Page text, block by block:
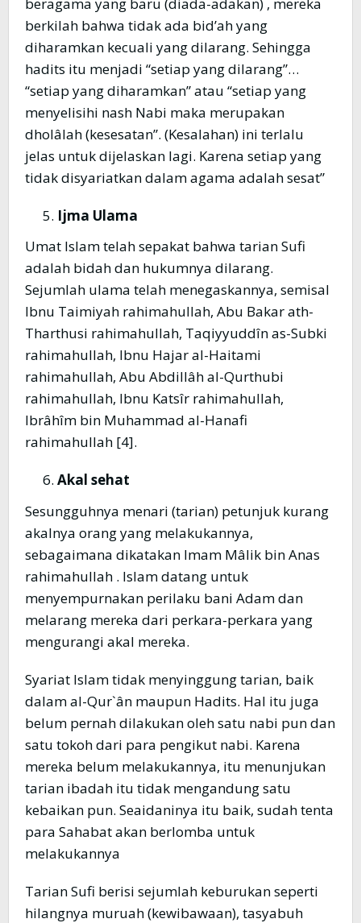
berkilah bahwa tidak ada bid’ah yang
diharamkan kecuali yang dilarang. Sehingga
hadits itu menjadi “setiap yang dilarang”…
“setiap yang diharamkan” atau “setiap yang
menyelisihi nash Nabi maka merupakan
dholâlah (kesesatan”. (Kesalahan) ini terlalu
jelas untuk dijelaskan lagi. Karena setiap yang
tidak disyariatkan dalam agama adalah sesat”
Ijma Ulama
Umat Islam telah sepakat bahwa tarian Sufi
adalah bidah dan hukumnya dilarang.
Sejumlah ulama telah menegaskannya, semisal
Ibnu Taimiyah rahimahullah, Abu Bakar ath-
Tharthusi rahimahullah, Taqiyyuddîn as-Subki
rahimahullah, Ibnu Hajar al-Haitami
rahimahullah, Abu Abdillâh al-Qurthubi
rahimahullah, Ibnu Katsîr rahimahullah,
Ibrâhîm bin Muhammad al-Hanafi
rahimahullah [4].
Akal sehat
Sesungguhnya menari (tarian) petunjuk kurang
akalnya orang yang melakukannya,
sebagaimana dikatakan Imam Mâlik bin Anas
rahimahullah . Islam datang untuk
menyempurnakan perilaku bani Adam dan
melarang mereka dari perkara-perkara yang
mengurangi akal mereka.
Syariat Islam tidak menyinggung tarian, baik
dalam al-Qur`ân maupun Hadits. Hal itu juga
belum pernah dilakukan oleh satu nabi pun dan
satu tokoh dari para pengikut nabi. Karena
mereka belum melakukannya, itu menunjukan
tarian ibadah itu tidak mengandung satu
kebaikan pun. Seaidaninya itu baik, sudah tenta
para Sahabat akan berlomba untuk
melakukannya
Tarian Sufi berisi sejumlah keburukan seperti
hilangnya muruah (kewibawaan), tasyabuh